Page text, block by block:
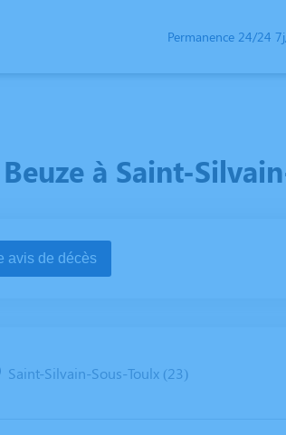
Permanence 24/24
CHAMBRES FUNERAIRES SERVICES
à Saint-
avis de décès
Saint-Silvain-Sous-Toulx (23)